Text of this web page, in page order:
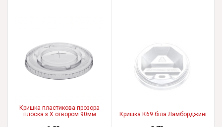
Кришка пластикова прозора
плоска з Х отвором 90мм
Кришка К69 біла Ламборджині